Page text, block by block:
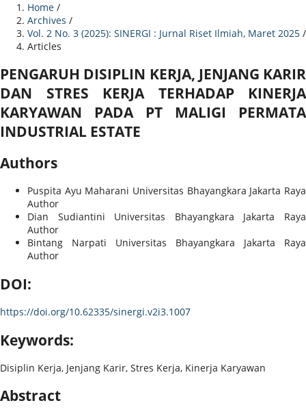
Home /
Archives /
Vol. 2 No. 3 (2025): SINERGI : Jurnal Riset Ilmiah, Maret 2025 /
Articles
PENGARUH DISIPLIN KERJA, JENJANG KARIR
DAN STRES KERJA TERHADAP KINERJA
KARYAWAN PADA PT MALIGI PERMATA
INDUSTRIAL ESTATE
Authors
Puspita Ayu Maharani Universitas Bhayangkara Jakarta Raya
Author
Dian Sudiantini Universitas Bhayangkara Jakarta Raya
Author
Bintang Narpati Universitas Bhayangkara Jakarta Raya
Author
DOI:
https://doi.org/10.62335/sinergi.v2i3.1007
Keywords:
Disiplin Kerja, Jenjang Karir, Stres Kerja, Kinerja Karyawan
Abstract